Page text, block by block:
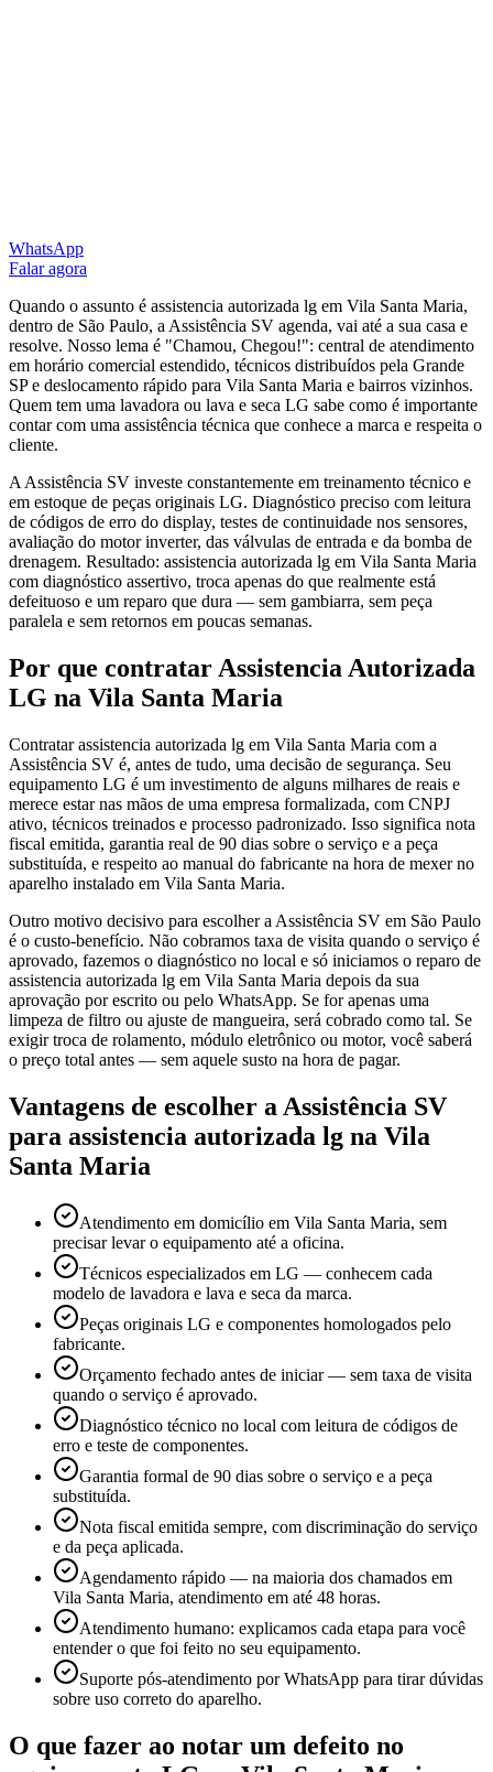
WhatsApp
Falar agora
Quando o assunto é assistencia autorizada lg em Vila Santa Maria,
dentro de São Paulo, a Assistência SV agenda, vai até a sua casa e
resolve. Nosso lema é "Chamou, Chegou!": central de atendimento
em horário comercial estendido, técnicos distribuídos pela Grande
SP e deslocamento rápido para Vila Santa Maria e bairros vizinhos.
Quem tem uma lavadora ou lava e seca LG sabe como é importante
contar com uma assistência técnica que conhece a marca e respeita o
cliente.
A Assistência SV investe constantemente em treinamento técnico e
em estoque de peças originais LG. Diagnóstico preciso com leitura
de códigos de erro do display, testes de continuidade nos sensores,
avaliação do motor inverter, das válvulas de entrada e da bomba de
drenagem. Resultado: assistencia autorizada lg em Vila Santa Maria
com diagnóstico assertivo, troca apenas do que realmente está
defeituoso e um reparo que dura — sem gambiarra, sem peça
paralela e sem retornos em poucas semanas.
Por que contratar Assistencia Autorizada
LG na Vila Santa Maria
Contratar assistencia autorizada lg em Vila Santa Maria com a
Assistência SV é, antes de tudo, uma decisão de segurança. Seu
equipamento LG é um investimento de alguns milhares de reais e
merece estar nas mãos de uma empresa formalizada, com CNPJ
ativo, técnicos treinados e processo padronizado. Isso significa nota
fiscal emitida, garantia real de 90 dias sobre o serviço e a peça
substituída, e respeito ao manual do fabricante na hora de mexer no
aparelho instalado em Vila Santa Maria.
Outro motivo decisivo para escolher a Assistência SV em São Paulo
é o custo-benefício. Não cobramos taxa de visita quando o serviço é
aprovado, fazemos o diagnóstico no local e só iniciamos o reparo de
assistencia autorizada lg em Vila Santa Maria depois da sua
aprovação por escrito ou pelo WhatsApp. Se for apenas uma
limpeza de filtro ou ajuste de mangueira, será cobrado como tal. Se
exigir troca de rolamento, módulo eletrônico ou motor, você saberá
o preço total antes — sem aquele susto na hora de pagar.
Vantagens de escolher a Assistência SV
para assistencia autorizada lg na Vila
Santa Maria
Atendimento em domicílio em Vila Santa Maria, sem
precisar levar o equipamento até a oficina.
Técnicos especializados em LG — conhecem cada
modelo de lavadora e lava e seca da marca.
Peças originais LG e componentes homologados pelo
fabricante.
Orçamento fechado antes de iniciar — sem taxa de visita
quando o serviço é aprovado.
Diagnóstico técnico no local com leitura de códigos de
erro e teste de componentes.
Garantia formal de 90 dias sobre o serviço e a peça
substituída.
Nota fiscal emitida sempre, com discriminação do serviço
e da peça aplicada.
Agendamento rápido — na maioria dos chamados em
Vila Santa Maria, atendimento em até 48 horas.
Atendimento humano: explicamos cada etapa para você
entender o que foi feito no seu equipamento.
Suporte pós-atendimento por WhatsApp para tirar dúvidas
sobre uso correto do aparelho.
O que fazer ao notar um defeito no